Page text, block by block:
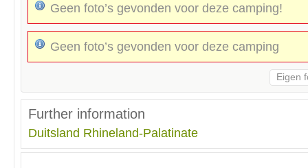
Geen foto’s gevonden voor deze camping!
Geen foto’s gevonden voor deze camping
Eigen
Further information
Duitsland Rhineland-Palatinate